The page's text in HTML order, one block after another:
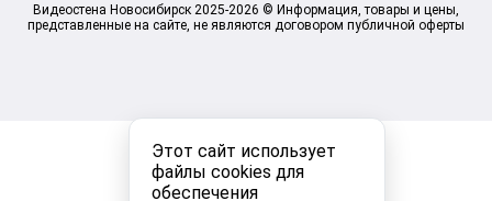
Этот сайт использует
файлы cookies для
обеспечения
Видеостена Новосибирск 2025-2026 © Информация, товары и цены,
представленные на сайте, не являются договором публичной оферты